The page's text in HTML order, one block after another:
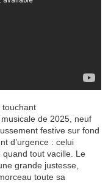
touchant
musicale de 2025, neuf
festive sur fond
d’urgence : celui
quand tout vacille. Le
grande justesse,
toute sa